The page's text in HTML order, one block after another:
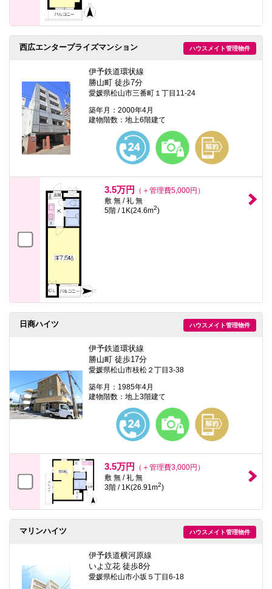
ハウスメイト管理物件
西広エンタープライズマンション
伊予鉄道環状線
勝山町 徒歩7分
愛媛県松山市三番町１丁目11-24
築年月：2000年4月
建物階数：地上6階建て
3.5万円
（＋管理費5,000円）
敷 無 / 礼 無
5階 / 1K(24.6m2)
ハウスメイト管理物件
日商ハイツ
伊予鉄道環状線
勝山町 徒歩17分
愛媛県松山市枝松２丁目3-38
築年月：1985年4月
建物階数：地上3階建て
3.5万円
（＋管理費3,000円）
敷 無 / 礼 無
3階 / 1K(26.91m2)
ハウスメイト管理物件
マリンハイツ
伊予鉄道横河原線
いよ立花 徒歩8分
愛媛県松山市小坂５丁目6-18